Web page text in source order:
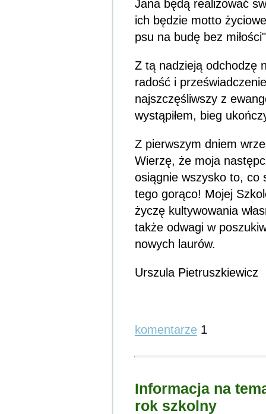
Jana będą realizować
ich będzie motto
psu na budę bez
Z tą nadzieją odchodzę
radość i
najszczęśliwszy z
wystąpiłem, bieg
Z pierwszym dniem
Wierzę, że moja
osiągnie wszysko to, co
tego gorąco! Mojej
życzę kultywowania
także odwagi w
nowych laurów.
Urszula Pietruszkiewicz
komentarze1
Informacja na
rok szkolny